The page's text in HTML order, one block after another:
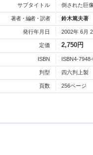
サブタイトル 倒された巨
著者・編者・訳者 鈴木篤夫著
発行年月日 2002年 6月
定価 2,750円
ISBN ISBN4-
判型 四六判上製
頁数 256ページ